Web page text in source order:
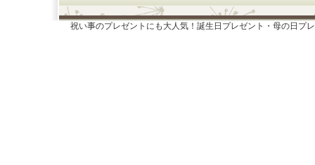
祝い事のプレゼントにも大人気！誕生日プレゼント・母の日プ